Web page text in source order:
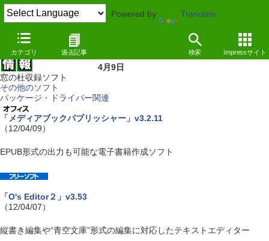
Powered by Translate
カテゴリ 過去記事 検索 Impressサイト
4月9日
窓の杜収録ソフト
その他のソフト
パッケージ・ドライバー関連
「メディアブックパブリッシャー」v3.2.11
（12/04/09）
EPUB形式の出力も可能な電子書籍作成ソフト
「O's Editor２」v3.53
（12/04/07）
縦書き編集や“青空文庫”形式の編集に対応したテキストエディター